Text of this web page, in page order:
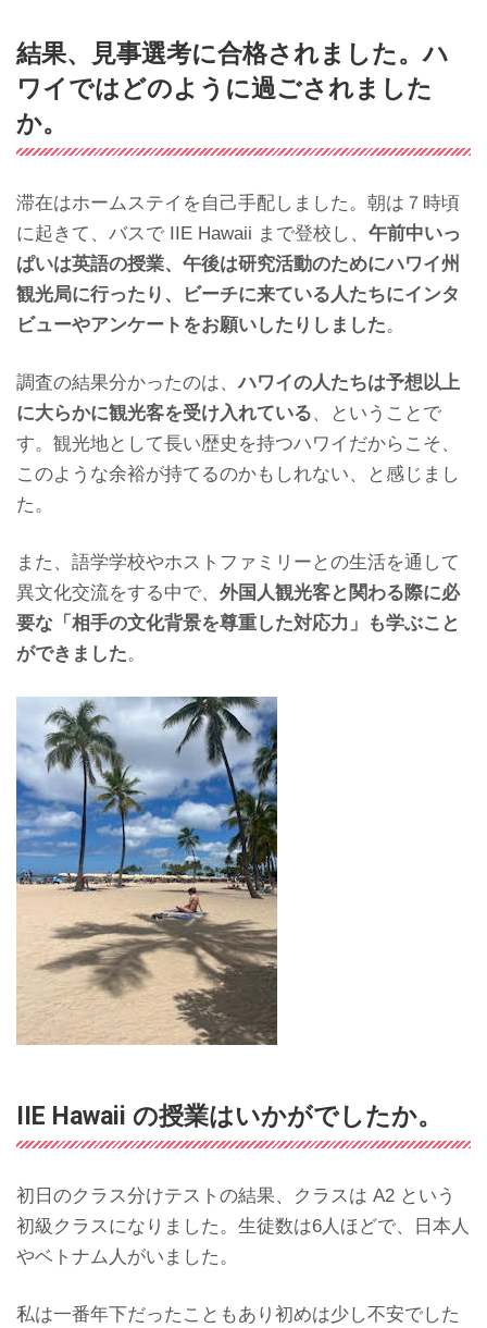
結果、見事選考に合格されました。ハ
ワイではどのように過ごされました
か。
滞在はホームステイを自己手配しました。朝は７時頃
に起きて、バスで IIE Hawaii まで登校し、 午前中いっ
ぱいは英語の授業、午後は研究活動のためにハワイ州
観光局に行ったり、ビーチに来ている人たちにインタ
ビューやアンケートをお願いしたりしました。
調査の結果分かったのは、ハワイの人たちは予想以上
に大らかに観光客を受け入れている、ということで
す。観光地として長い歴史を持つハワイだからこそ、
このような余裕が持てるのかもしれない、と感じまし
た。
また、語学学校やホストファミリーとの生活を通して
異文化交流をする中で、 外国人観光客と関わる際に必
要な「相手の文化背景を尊重した対応力」も学ぶこと
ができました。
IIE Hawaii の授業はいかがでしたか。
初日のクラス分けテストの結果、クラスは A2 という
初級クラスになりました。生徒数は6人ほどで、日本人
やベトナム人がいました。
私は一番年下だったこともあり初めは少し不安でした